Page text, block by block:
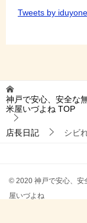
Tweets by
神戸で安心、安全な
米屋いづよね TOP
店長日記 シビ
© 2020 神戸で安心、安
屋いづよね